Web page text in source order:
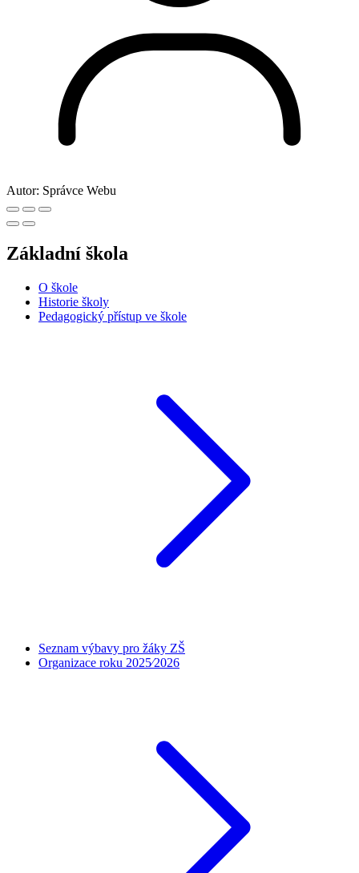
Autor: Správce Webu
Základní škola
O škole
Historie školy
Pedagogický přístup ve škole
Seznam výbavy pro žáky ZŠ
Organizace roku 2025⁄2026